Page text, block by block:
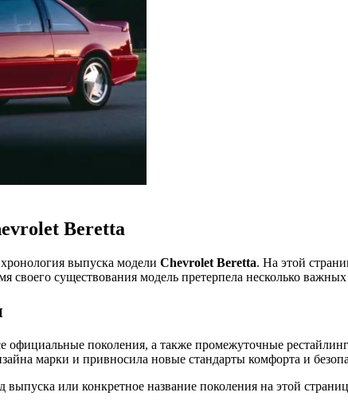
Beretta
выпуска модели Chevrolet Beretta. На этой
своего существования модель претерпела несколько
официальные поколения, а также промежуточные
марки и привносила новые стандарты комфорта и
или конкретное название поколения на этой